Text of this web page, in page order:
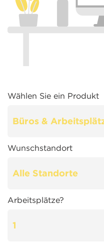
Wählen Sie ein Produkt
Wunschstandort
Arbeitsplätze?